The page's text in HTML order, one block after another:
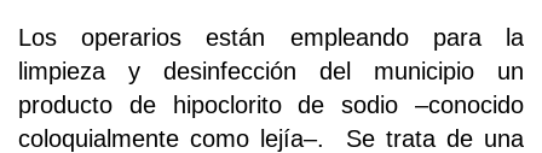
Los operarios están empleando para la
limpieza y desinfección del municipio un
producto de hipoclorito de sodio –conocido
coloquialmente como lejía–. Se trata de una